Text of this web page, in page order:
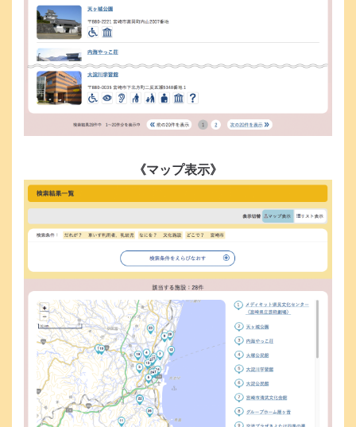
《マップ表示》